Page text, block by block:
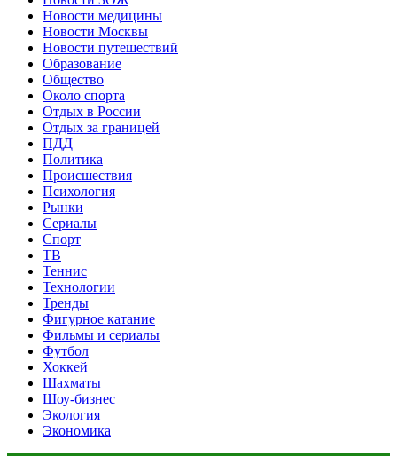
Новости медицины
Новости Москвы
Новости путешествий
Образование
Общество
Около спорта
Отдых в России
Отдых за границей
ПДД
Политика
Происшествия
Психология
Рынки
Сериалы
Спорт
ТВ
Теннис
Технологии
Тренды
Фигурное катание
Фильмы и сериалы
Футбол
Хоккей
Шахматы
Шоу-бизнес
Экология
Экономика